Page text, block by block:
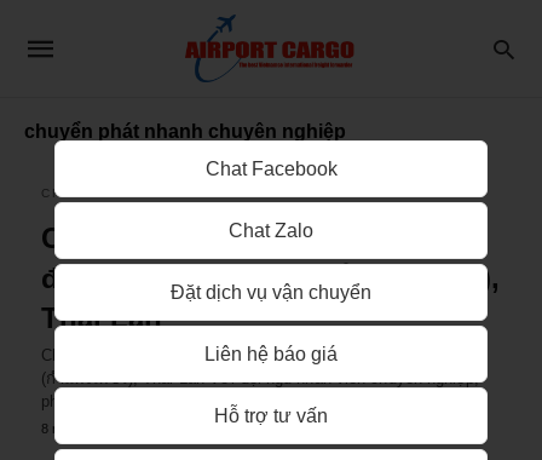
chuyển phát nhanh chuyên nghiệp
CHUYỂN PHÁT NHANH ĐI THÁI LAN
Chuyển phát nhanh từ Việt Nam
đi Kamphaeng Phet (กำแพงเพชร),
Thái Lan
Chuyển phát nhanh từ Việt Nam đi Kamphaeng Phet
(กำแพงเพชร), Thái Lan Với đội ngũ nhân viên chuyên nghiệp,
phục…
8 năm ago
Chat Facebook
Chat Zalo
Đặt dịch vụ vận chuyển
Liên hệ báo giá
Hỗ trợ tư vấn